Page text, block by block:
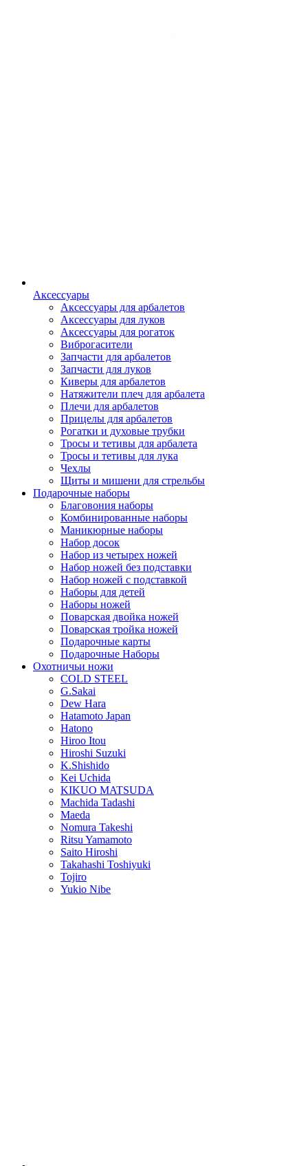
Аксессуары
Аксессуары для арбалетов
Аксессуары для луков
Аксессуары для рогаток
Виброгасители
Запчасти для арбалетов
Запчасти для луков
Киверы для арбалетов
Натяжители плеч для арбалета
Плечи для арбалетов
Прицелы для арбалетов
Рогатки и духовые трубки
Тросы и тетивы для арбалета
Тросы и тетивы для лука
Чехлы
Щиты и мишени для стрельбы
Подарочные наборы
Благовония наборы
Комбинированные наборы
Маникюрные наборы
Набор досок
Набор из четырех ножей
Набор ножей без подставки
Набор ножей с подставкой
Наборы для детей
Наборы ножей
Поварская двойка ножей
Поварская тройка ножей
Подарочные карты
Подарочные Наборы
Охотничьи ножи
COLD STEEL
G.Sakai
Dew Hara
Hatamoto Japan
Hatono
Hiroo Itou
Hiroshi Suzuki
K.Shishido
Kei Uchida
KIKUO MATSUDA
Machida Tadashi
Maeda
Nomura Takeshi
Ritsu Yamamoto
Saito Hiroshi
Takahashi Toshiyuki
Tojiro
Yukio Nibe